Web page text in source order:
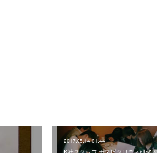
2017.05.14 01:44
K社スタッフ ホスピタリティ研修